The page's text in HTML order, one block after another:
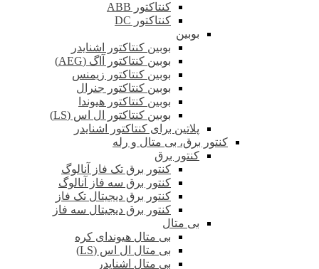
کنتاکتور ABB
کنتاکتور DC
بوبین
بوبین کنتاکتور اشنایدر
بوبین کنتاکتور آاگ (AEG)
بوبین کنتاکتور زیمنس
بوبین کنتاکتور جنرال
بوبین کنتاکتور هیوندا
بوبین کنتاکتور ال اس (LS)
پلاتین برای کنتاکتور اشنایدر
کنتور برق، بی متال و رله
کنتور برق
کنتور برق تک فاز آنالوگ
کنتور برق سه فاز آنالوگ
کنتور برق دیجیتال تک فاز
کنتور برق دیجیتال سه فاز
بی متال
بی متال هیوندای کره
بی متال ال اس (LS)
بی متال اشنایدر